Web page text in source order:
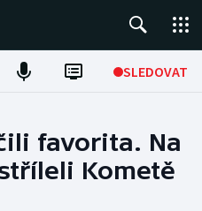
SLEDOVAT
favorita. Na
Kometě